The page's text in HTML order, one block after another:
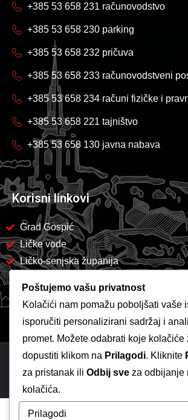
+385 53 658 231 računovodstvo
+385 53 658 230 parking
+385 53 658 232 pričuva
+385 53 658 233 računovodstveni
+385 53 658 234 računi fizičke i
+385 53 658 221 tajništvo
+385 53 658 130 javna nabava
Korisni linkovi
Grad Gospić
Ličke vode
Ličko-senjska županija
Copyright 2026 -Komunalac Gospić
Poštujemo vašu privatnost
Kolačići nam pomažu poboljšati vaše
isporučiti personalizirani sadržaj i
promet. Možete odabrati koje kolačiće
dopustiti klikom na Prilagodi. Kliknite
za pristanak ili Odbij sve za odbijanje
kolačića.
Prilagodi